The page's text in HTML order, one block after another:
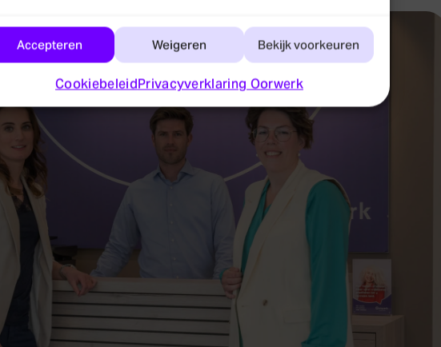
Accepteren Weigeren Bekijk voorkeuren
CookiebeleidPrivacyverklaring Oorwerk